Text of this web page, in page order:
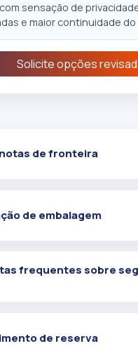
sensação de
e maior continuidade do
Solicite opções
de fronteira
de embalagem
frequentes sobre
de reserva